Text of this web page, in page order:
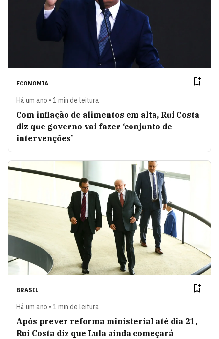
ECONOMIA
Há um ano • 1 min de leitura
Com inflação de alimentos em alta, Rui Costa
diz que governo vai fazer ‘conjunto de
intervenções’
BRASIL
Há um ano • 1 min de leitura
Após prever reforma ministerial até dia 21,
Rui Costa diz que Lula ainda começará